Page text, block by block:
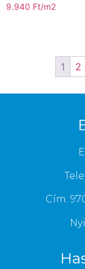
9.940 Ft/m2
1 2
Cím: